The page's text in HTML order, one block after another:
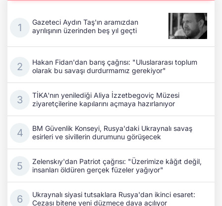
Gazeteci Aydın Taş'ın aramızdan
ayrılışının üzerinden beş yıl geçti
Hakan Fidan'dan barış çağrısı: "Uluslararası toplum
olarak bu savaşı durdurmamız gerekiyor"
TİKA'nın yenilediği Aliya İzzetbegoviç Müzesi
ziyaretçilerine kapılarını açmaya hazırlanıyor
BM Güvenlik Konseyi, Rusya'daki Ukraynalı savaş
esirleri ve sivillerin durumunu görüşecek
Zelenskıy'dan Patriot çağrısı: "Üzerimize kâğıt değil,
insanları öldüren gerçek füzeler yağıyor"
Ukraynalı siyasi tutsaklara Rusya'dan ikinci esaret:
Cezası bitene yeni düzmece dava açılıyor